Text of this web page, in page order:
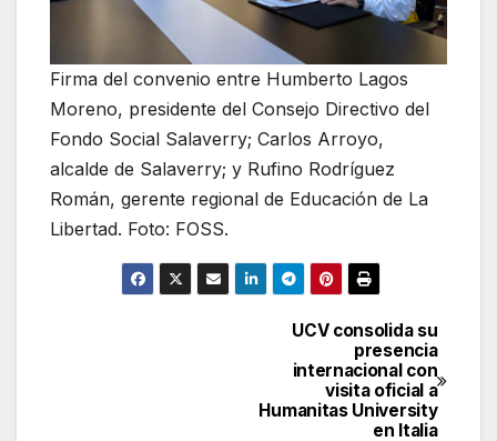
Firma del convenio entre Humberto Lagos
Moreno, presidente del Consejo Directivo del
Fondo Social Salaverry; Carlos Arroyo,
alcalde de Salaverry; y Rufino Rodríguez
Román, gerente regional de Educación de La
Libertad. Foto: FOSS.
UCV consolida su
presencia
internacional con
visita oficial a
Humanitas University
en Italia